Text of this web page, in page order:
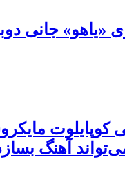
«یاهو» جانی
آهنگ